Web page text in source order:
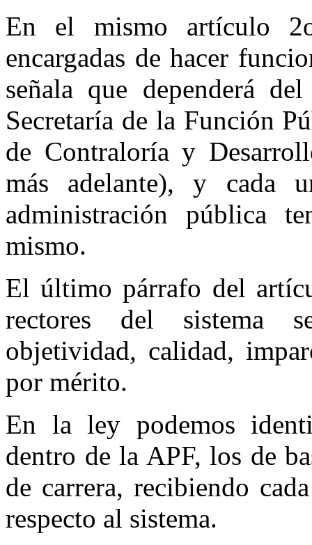
En el mismo artículo
encargadas de hacer
señala que dependerá
Secretaría de la Función
de Contraloría y
más adelante), y cada
administración pública
mismo.
El último párrafo del
rectores del sistema
objetividad, calidad,
por mérito.
En la ley podemos
dentro de la APF, los de
de carrera, recibiendo
respecto al sistema.